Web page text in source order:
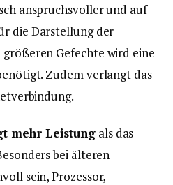
anspruchsvoller und auf
die Darstellung der
Gefechte wird eine
Zudem verlangt das
mehr Leistung als das
bei älteren
sein, Prozessor,